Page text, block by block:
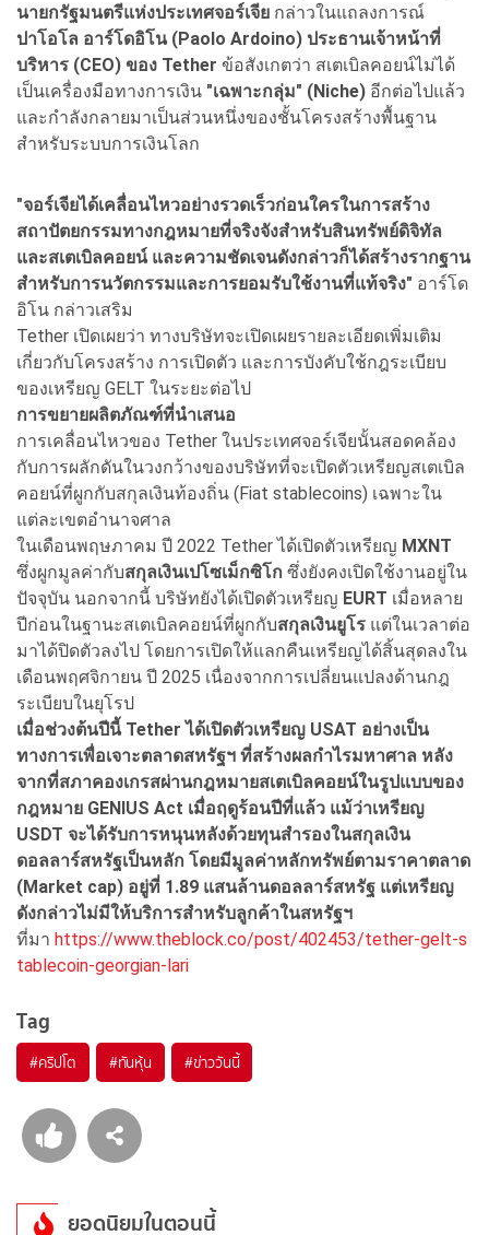
นายกรัฐมนตรีแห่งประเทศจอร์เจีย กล่าวในแถลงการณ์
ปาโอโล อาร์โดอิโน (Paolo Ardoino) ประธานเจ้าหน้าที่
บริหาร (CEO) ของ Tether ข้อสังเกตว่า สเตเบิลคอยน์ไม่ได้
เป็นเครื่องมือทางการเงิน "เฉพาะกลุ่ม" (Niche) อีกต่อไปแล้ว
และกำลังกลายมาเป็นส่วนหนึ่งของชั้นโครงสร้างพื้นฐาน
สำหรับระบบการเงินโลก
"จอร์เจียได้เคลื่อนไหวอย่างรวดเร็วก่อนใครในการสร้าง
สถาปัตยกรรมทางกฎหมายที่จริงจังสำหรับสินทรัพย์ดิจิทัล
และสเตเบิลคอยน์ และความชัดเจนดังกล่าวก็ได้สร้างรากฐาน
สำหรับการนวัตกรรมและการยอมรับใช้งานที่แท้จริง" อาร์โด
อิโน กล่าวเสริม
Tether เปิดเผยว่า ทางบริษัทจะเปิดเผยรายละเอียดเพิ่มเติม
เกี่ยวกับโครงสร้าง การเปิดตัว และการบังคับใช้กฎระเบียบ
ของเหรียญ GELT ในระยะต่อไป
การขยายผลิตภัณฑ์ที่นำเสนอ
การเคลื่อนไหวของ Tether ในประเทศจอร์เจียนั้นสอดคล้อง
กับการผลักดันในวงกว้างของบริษัทที่จะเปิดตัวเหรียญสเตเบิล
คอยน์ที่ผูกกับสกุลเงินท้องถิ่น (Fiat stablecoins) เฉพาะใน
แต่ละเขตอำนาจศาล
ในเดือนพฤษภาคม ปี 2022 Tether ได้เปิดตัวเหรียญ MXNT
ซึ่งผูกมูลค่ากับสกุลเงินเปโซเม็กซิโก ซึ่งยังคงเปิดใช้งานอยู่ใน
ปัจจุบัน นอกจากนี้ บริษัทยังได้เปิดตัวเหรียญ EURT เมื่อหลาย
ปีก่อนในฐานะสเตเบิลคอยน์ที่ผูกกับสกุลเงินยูโร แต่ในเวลาต่อ
มาได้ปิดตัวลงไป โดยการเปิดให้แลกคืนเหรียญได้สิ้นสุดลงใน
เดือนพฤศจิกายน ปี 2025 เนื่องจากการเปลี่ยนแปลงด้านกฎ
ระเบียบในยุโรป
เมื่อช่วงต้นปีนี้ Tetherได้เปิดตัวเหรียญ USAT อย่างเป็น
ทางการเพื่อเจาะตลาดสหรัฐฯ ที่สร้างผลกำไรมหาศาล หลัง
จากที่สภาคองเกรสผ่านกฎหมายสเตเบิลคอยน์ในรูปแบบของ
กฎหมาย GENIUS Act เมื่อฤดูร้อนปีที่แล้ว แม้ว่าเหรียญ
USDT จะได้รับการหนุนหลังด้วยทุนสำรองในสกุลเงิน
ดอลลาร์สหรัฐเป็นหลัก โดยมีมูลค่าหลักทรัพย์ตามราคาตลาด
(Market cap) อยู่ที่ 1.89 แสนล้านดอลลาร์สหรัฐ แต่เหรียญ
ดังกล่าวไม่มีให้บริการสำหรับลูกค้าในสหรัฐฯ
ที่มา https://www.theblock.co/post/402453/tether-gelt-s
tablecoin-georgian-lari
Tag
#คริปโต #ทันหุ้น #ข่าววันนี้
ยอดนิยมในตอนนี้